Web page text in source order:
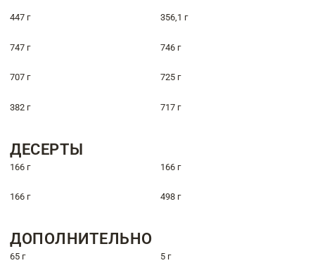
447 г 356,1 г
747 г 746 г
707 г 725 г
382 г 717 г
ДЕСЕРТЫ
166 г 166 г
166 г 498 г
ДОПОЛНИТЕЛЬНО
65 г 5 г